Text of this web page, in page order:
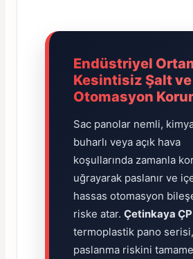
Pako Şalterler
Endüstriyel
Kesintisiz Şalt ve
Otomasyon
Sac panolar nemli,
buharlı veya açık hava
koşullarında zamanla
uğrayarak paslanır ve
hassas otomasyon
riske atar. Çetinkaya
termoplastik pano serisi,
paslanma riskini